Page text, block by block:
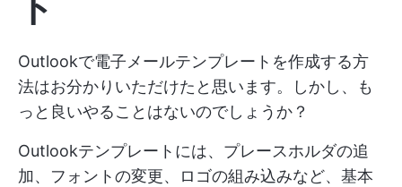
Outlookで電子メールテンプレートを作成する方
法はお分かりいただけたと思います。しかし、も
っと良いやることはないのでしょうか？
Outlookテンプレートには、プレースホルダの追
加、フォントの変更、ロゴの組み込みなど、基本